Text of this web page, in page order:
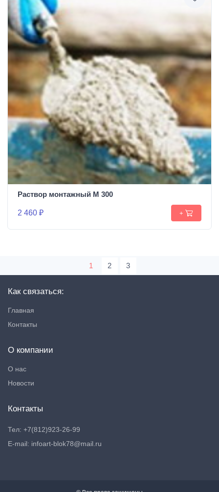
Раствор монтажный М 300
2 460 ₽ +
1 2 3
Как связаться:
Главная
Контакты
О компании
О нас
Новости
Контакты
Тел: +7(812)923-26-99
E-mail: infoart-blok78@mail.ru